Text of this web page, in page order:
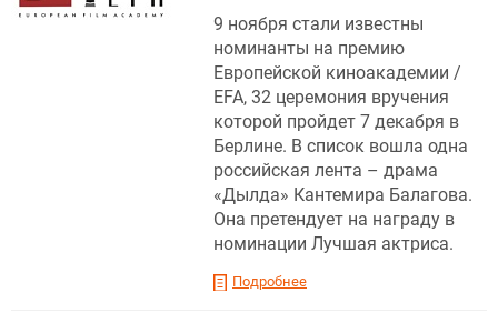
9 ноября стали известны
номинанты на премию
Европейской киноакадемии /
EFA, 32 церемония вручения
которой пройдет 7 декабря в
Берлине. В список вошла одна
российская лента – драма
«Дылда» Кантемира Балагова.
Она претендует на награду в
номинации Лучшая актриса.
Подробнее